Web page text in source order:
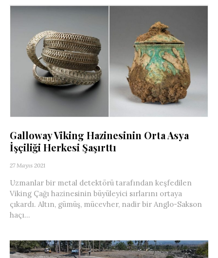
Galloway Viking Hazinesinin Orta Asya
İşçiliği Herkesi Şaşırttı
27 Mayıs 2021
Uzmanlar bir metal detektörü tarafından keşfedilen
Viking Çağı hazinesinin büyüleyici sırlarını ortaya
çıkardı. Altın, gümüş, mücevher, nadir bir Anglo-Sakson
haçı...